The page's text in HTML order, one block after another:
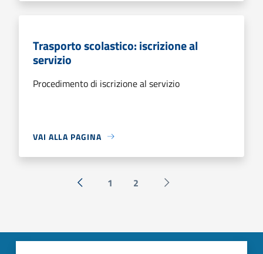
Trasporto scolastico: iscrizione al
servizio
Procedimento di iscrizione al servizio
VAI ALLA PAGINA
« Precedente
1 2 Successiva »